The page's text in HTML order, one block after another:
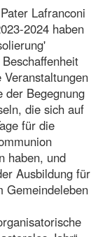
Lafranconi
2024 haben
der Begegnung
die sich auf
für die
haben, und
Ausbildung für
Gemeindeleben